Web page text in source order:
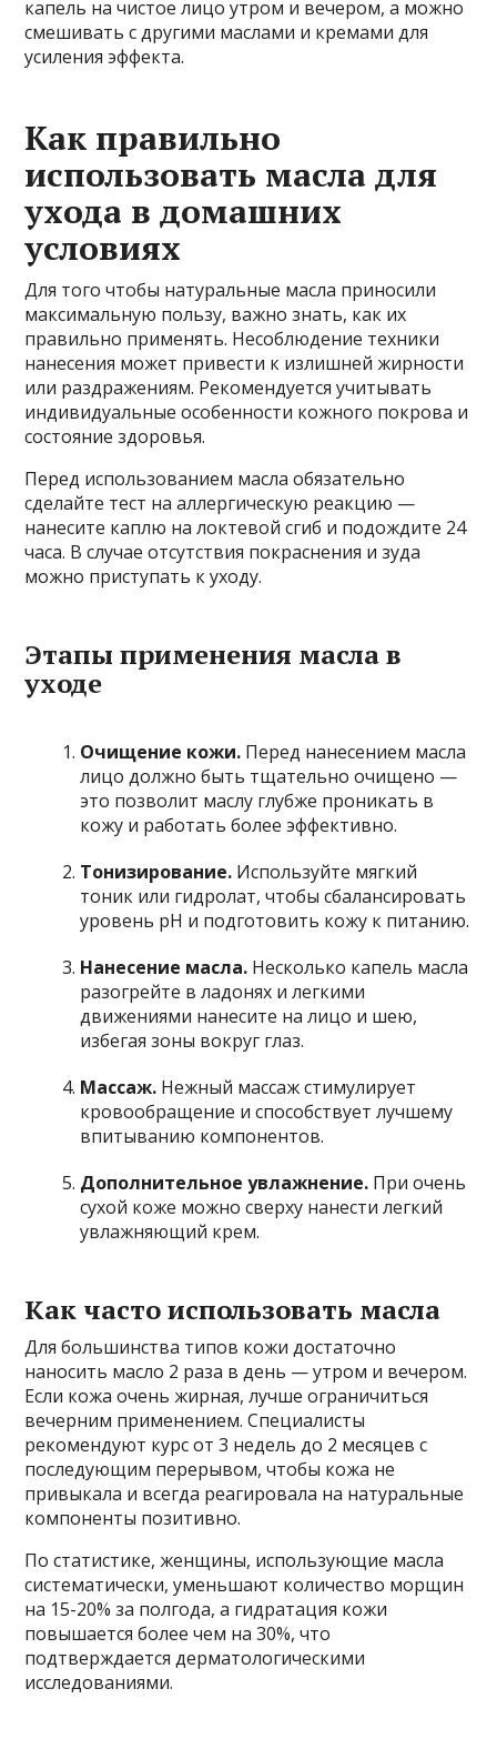
капель на чистое лицо утром и вечером, а можно
смешивать с другими маслами и кремами для
усиления эффекта.
Как правильно
использовать масла для
ухода в домашних
условиях
Для того чтобы натуральные масла приносили
максимальную пользу, важно знать, как их
правильно применять. Несоблюдение техники
нанесения может привести к излишней жирности
или раздражениям. Рекомендуется учитывать
индивидуальные особенности кожного покрова и
состояние здоровья.
Перед использованием масла обязательно
сделайте тест на аллергическую реакцию —
нанесите каплю на локтевой сгиб и подождите 24
часа. В случае отсутствия покраснения и зуда
можно приступать к уходу.
Этапы применения масла в
уходе
Очищение кожи. Перед нанесением масла
лицо должно быть тщательно очищено —
это позволит маслу глубже проникать в
кожу и работать более эффективно.
Тонизирование. Используйте мягкий
тоник или гидролат, чтобы сбалансировать
уровень pH и подготовить кожу к питанию.
Нанесение масла. Несколько капель масла
разогрейте в ладонях и легкими
движениями нанесите на лицо и шею,
избегая зоны вокруг глаз.
Массаж. Нежный массаж стимулирует
кровообращение и способствует лучшему
впитыванию компонентов.
Дополнительное увлажнение. При очень
сухой коже можно сверху нанести легкий
увлажняющий крем.
Как часто использовать масла
Для большинства типов кожи достаточно
наносить масло 2 раза в день — утром и вечером.
Если кожа очень жирная, лучше ограничиться
вечерним применением. Специалисты
рекомендуют курс от 3 недель до 2 месяцев с
последующим перерывом, чтобы кожа не
привыкала и всегда реагировала на натуральные
компоненты позитивно.
По статистике, женщины, использующие масла
систематически, уменьшают количество морщин
на 15-20% за полгода, а гидратация кожи
повышается более чем на 30%, что
подтверждается дерматологическими
исследованиями.